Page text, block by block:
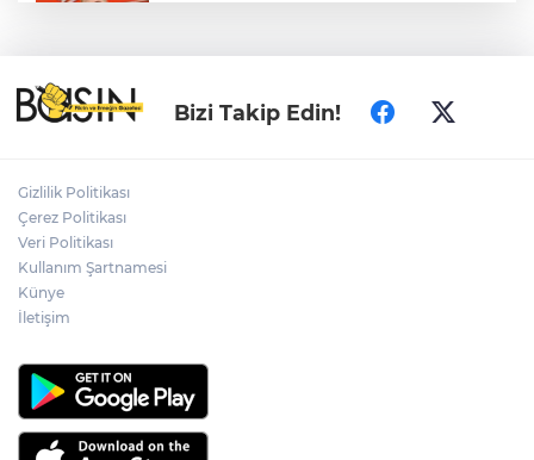
Türkiye ile Vietnam arasında 'hava'da
yeni dönem... Sefer kapasitesi artırıldı
Bizi Takip Edin!
Gizlilik Politikası
Çerez Politikası
Veri Politikası
Kullanım Şartnamesi
Künye
İletişim